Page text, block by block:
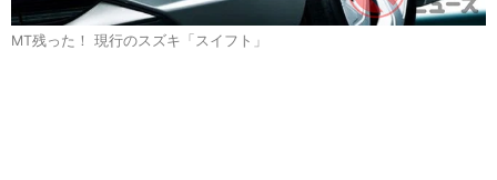
MT残った！ 現行のスズキ「スイフト」